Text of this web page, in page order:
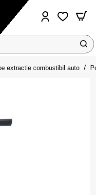
extractie combustibil auto